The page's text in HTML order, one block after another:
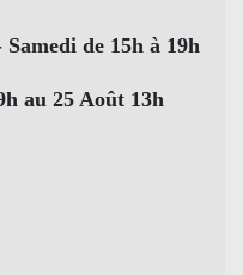
de 15h à 19h
au 25 Août 13h